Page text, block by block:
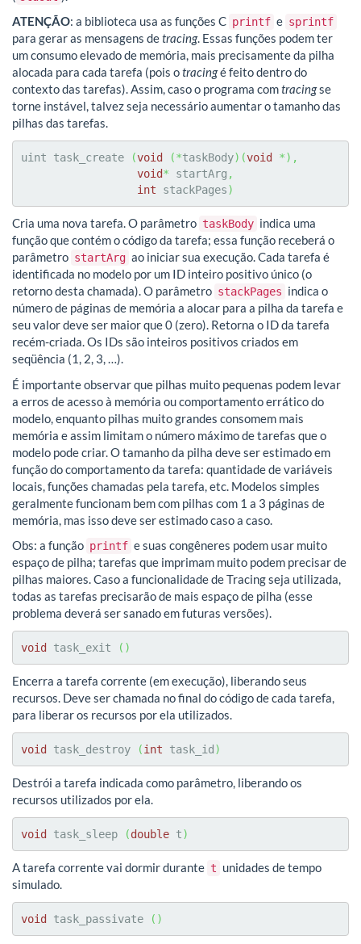
ATENÇÃO: a biblioteca usa as funções C printf e sprintf
para gerar as mensagens detracing. Essas funções podem ter
um consumo elevado de memória, mais precisamente da pilha
alocada para cada tarefa (pois otracingé feito dentro do
contexto das tarefas). Assim, caso o programa comtracingse
torne instável, talvez seja necessário aumentar o tamanho das
pilhas das tarefas.
uint task_create (void (*taskBody) (void *) ,
void* startArg ,
int stackPages)
Cria uma nova tarefa. O parâmetro taskBody indica uma
função que contém o código da tarefa; essa função receberá o
parâmetro startArg ao iniciar sua execução. Cada tarefa é
identificada no modelo por um ID inteiro positivo único (o
retorno desta chamada). O parâmetro stackPages indica o
número de páginas de memória a alocar para a pilha da tarefa e
seu valor deve ser maior que 0 (zero). Retorna o ID da tarefa
recém-criada. Os IDs são inteiros positivos criados em
seqüência (1, 2, 3, …).
É importante observar que pilhas muito pequenas podem levar
a erros de acesso à memória ou comportamento errático do
modelo, enquanto pilhas muito grandes consomem mais
memória e assim limitam o número máximo de tarefas que o
modelo pode criar. O tamanho da pilha deve ser estimado em
função do comportamento da tarefa: quantidade de variáveis
locais, funções chamadas pela tarefa, etc. Modelos simples
geralmente funcionam bem com pilhas com 1 a 3 páginas de
memória, mas isso deve ser estimado caso a caso.
Obs: a função printf e suas congêneres podem usar muito
espaço de pilha; tarefas que imprimam muito podem precisar de
pilhas maiores. Caso a funcionalidade de Tracing seja utilizada,
todas as tarefas precisarão de mais espaço de pilha (esse
problema deverá ser sanado em futuras versões).
void task_exit ( )
Encerra a tarefa corrente (em execução), liberando seus
recursos. Deve ser chamada no final do código de cada tarefa,
para liberar os recursos por ela utilizados.
void task_destroy (int task_id )
Destrói a tarefa indicada como parâmetro, liberando os
recursos utilizados por ela.
void task_sleep (double t)
A tarefa corrente vai dormir durante t unidades de tempo
simulado.
void task_passivate ( )